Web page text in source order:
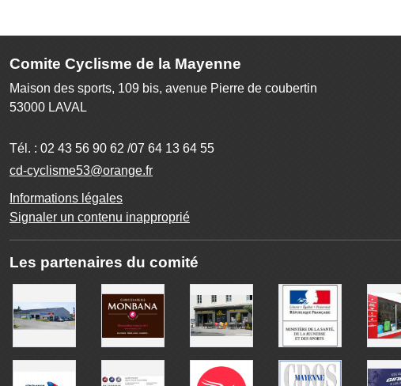
Comite Cyclisme de la Mayenne
Maison des sports, 109 bis, avenue Pierre de coubertin
53000 LAVAL
Tél. : 02 43 56 90 62 /07 64 13 64 55
cd-cyclisme53@orange.fr
Informations légales
Signaler un contenu inapproprié
Les partenaires du comité